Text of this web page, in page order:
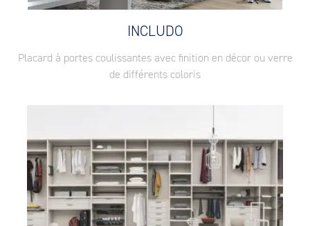
INCLUDO
Placard à portes coulissantes avec finition en décor ou verre
de différents coloris